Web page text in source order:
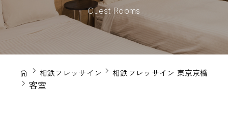
Guest Rooms
相鉄フレッサイン 相鉄フレッサイン 東京京橋
客室